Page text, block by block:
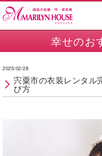
幸せのお
2025/02/28
宍粟市の衣装レンタル
び方